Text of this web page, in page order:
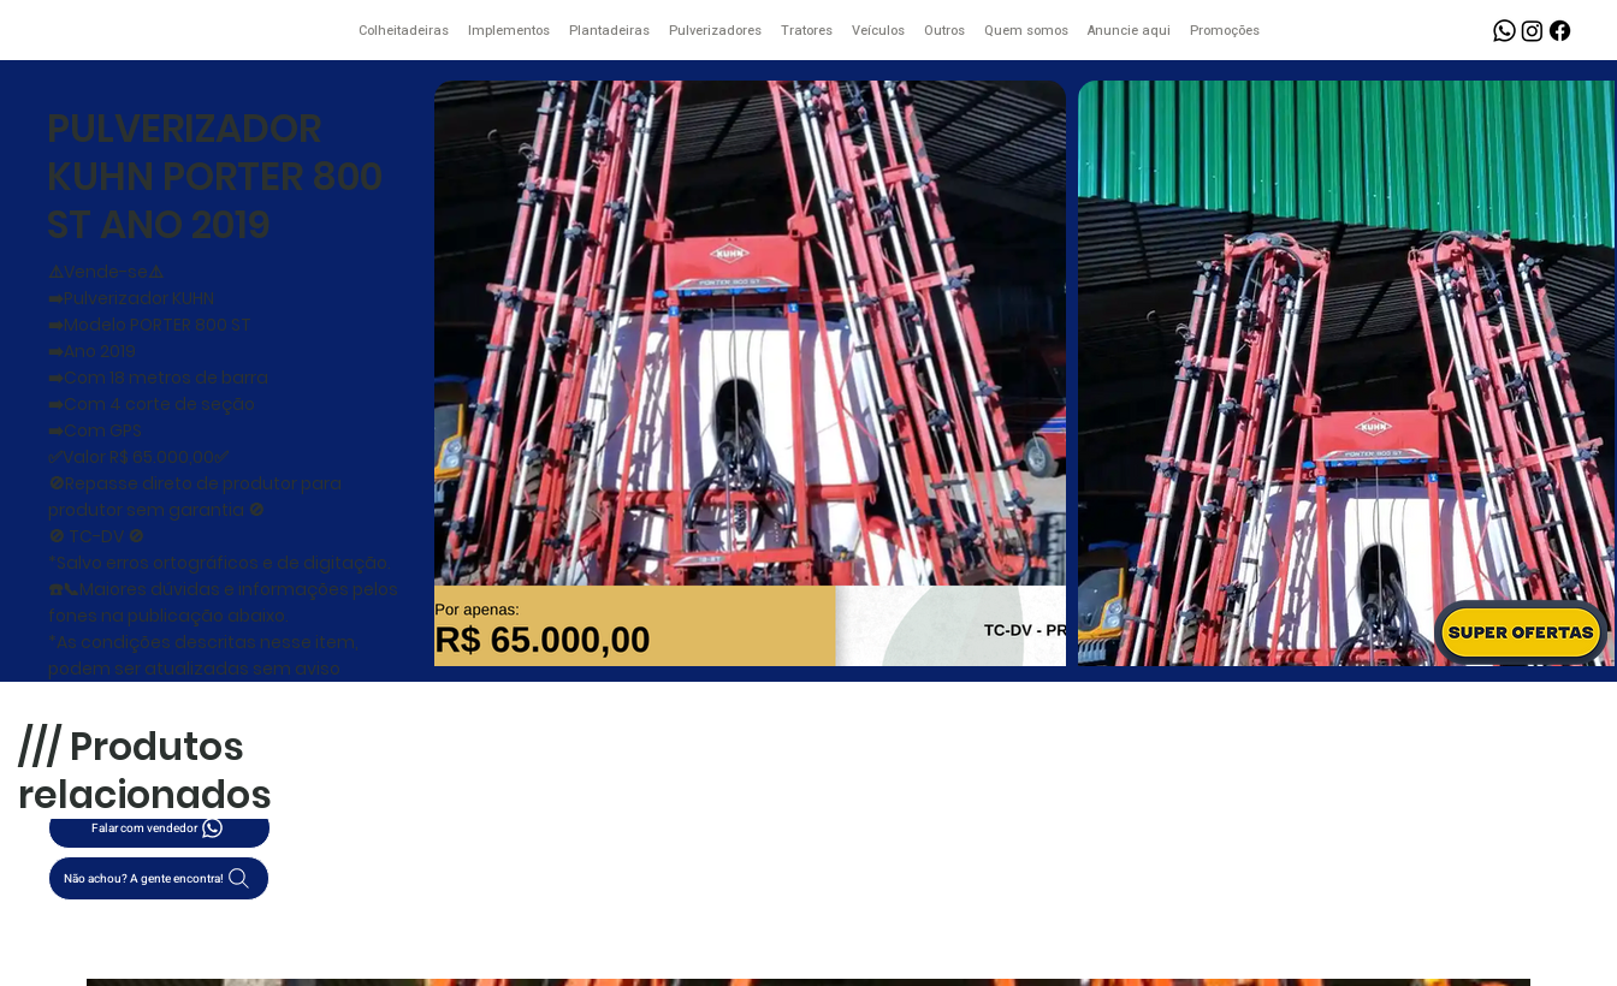
Colheitadeiras Implementos Plantadeiras Pulverizadores Tratores Veículos Outros Quem somos Anuncie aqui Promoções
PULVERIZADOR
KUHN PORTER 800
ST ANO 2019
⚠️Vende-se⚠️
➡️Pulverizador KUHN
➡️Modelo PORTER 800 ST
➡️Ano 2019
➡️Com 18 metros de barra
➡️Com 4 corte de seção
➡️Com GPS
✅Valor R$ 65.000,00✅
🚫Repasse direto de produtor para
produtor sem garantia 🚫
🚫 TC-DV 🚫
*Salvo erros ortográficos e de digitação.
☎️📞Maiores dúvidas e informações pelos
fones na publicação abaixo.
*As condições descritas nesse item,
podem ser atualizadas sem aviso
R$65.000,00
Falar com vendedor
Não achou? A gente encontra!
/// Produtos
relacionados